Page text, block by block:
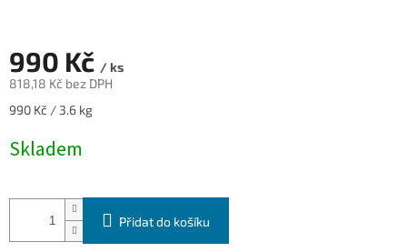
990 Kč / ks
818,18 Kč bez DPH
Měrná
990 Kč / 3.6 kg
Skladem
Přidat do košíku